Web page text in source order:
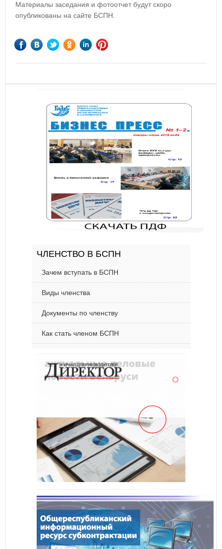
Материалы заседания и фотоотчет будут скоро
опубликованы на сайте БСПН.
ЧЛЕНСТВО В БСПН
Зачем вступать в БСПН
Виды членства
Документы по членству
Как стать членом БСПН